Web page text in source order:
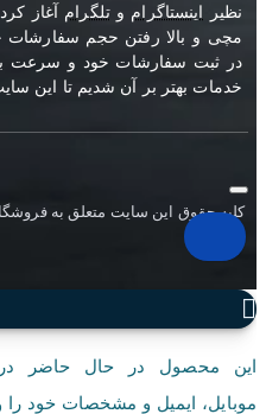
نظير
اينستاگرام وتلگرام آغاز
مچی و بالا رفتن حجم
در ثبت سفارشات خود و سرعت
خدمات بهتر بر آن شديم تا اين
کلیه حقوق این سایت متعلق به
این محصول در حال حاضر
موبایل، ایمیل و مشخصات خود